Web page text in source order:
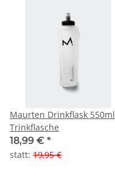
Maurten Drinkflask 550ml
Trinkflasche
18,99 € *
statt: 19,95 €